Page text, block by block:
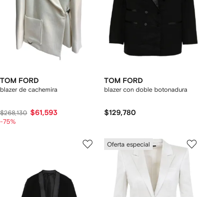
TOM FORD
blazer de cachemira
$268,130 $61,593
-75%
TOM FORD
blazer con doble botonadura
$129,780
Oferta especial